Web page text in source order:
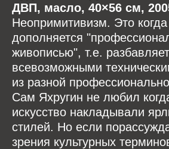
ДВП, масло, 40×56 см,
Неопримитивизм. Это
дополняется
живописью", т.е.
всевозможными
из разной
Сам Яхругин не любил
искусство накладывали
стилей. Но если
зрения культурных